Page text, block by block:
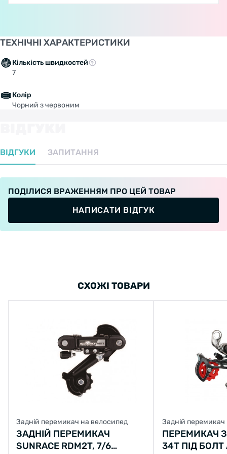
ТЕХНІЧНІ ХАРАКТЕРИСТИКИ
Кількість швидкостей
7
Колір
Чорний з червоним
ВІДГУКИ ЗАПИТАННЯ
ПОДІЛИСЯ ВРАЖЕННЯМ ПРО ЦЕЙ ТОВАР
НАПИСАТИ ВІДГУК
СХОЖІ ТОВАРИ
Задній перемикач на велосипед
ЗАДНІЙ ПЕРЕМИКАЧ
SUNRACE RDM2T, 7/6
Задній
ПЕРЕМИКАЧ
34T ПІД БОЛТ